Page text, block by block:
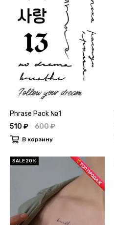
Phrase Pack №1
510 ₽
600 ₽
В корзину
SALE 20%